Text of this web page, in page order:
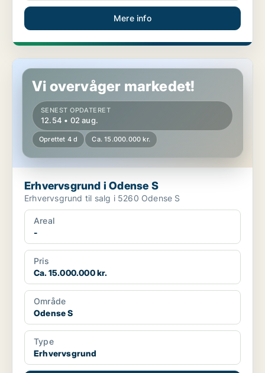
Mere info
Erhvervsgrund i Odense S
Vi overvåger markedet!
SENEST OPDATERET
12.54 • 02 aug.
Oprettet 4 d Ca. 15.000.000 kr.
Erhvervsgrund i Odense S
Erhvervsgrund til salg i 5260 Odense S
Areal
-
Pris
Ca. 15.000.000 kr.
Område
Odense S
Type
Erhvervsgrund